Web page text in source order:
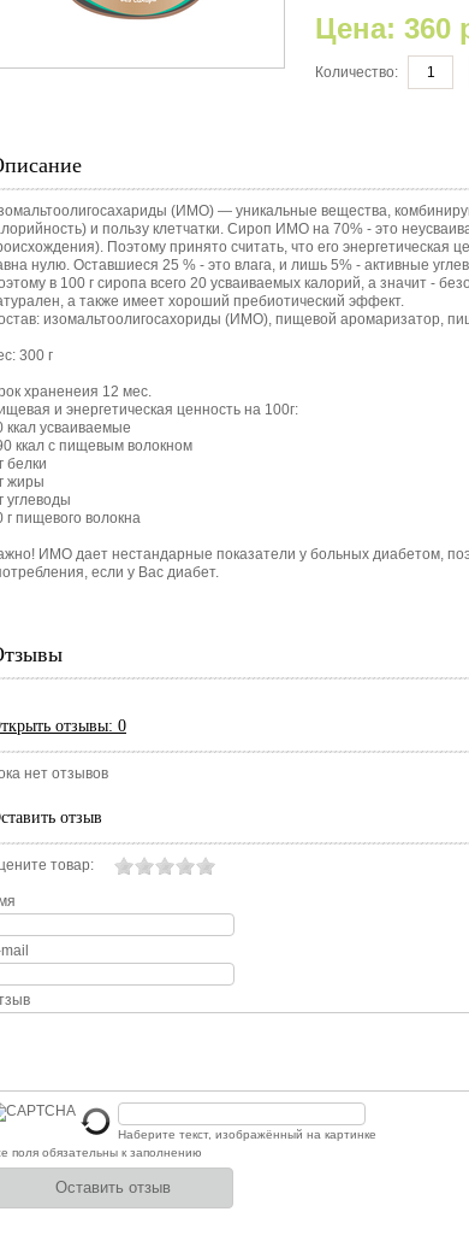
Цена: 360
Количество:
(ИМО) — уникальные вещества,
и пользу клетчатки. Сироп ИМО на 70% - это
Поэтому принято считать, что его энергетическая
нулю. Оставшиеся 25 % - это влага, и лишь 5% - активные
в 100 г сиропа всего 20 усваиваемых калорий, а значит -
а также имеет хороший пребиотический эффект.
изомальтоолигосахориды (ИМО), пищевой аромаризатор,
300 г
храненеия 12 мес.
и энергетическая ценность на 100г:
ккал усваиваемые
ккал с пищевым волокном
белки
жиры
углеводы
г пищевого волокна
ИМО дает нестандарные показатели у больных диабетом,
если у Вас диабет.
отзывы: 0
нет отзывов
отзыв
товар:
Наберите текст, изображённый на картинке
поля обязательны к заполнению